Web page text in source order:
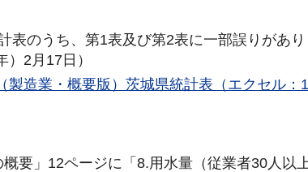
のうち、第1表及び第2表に一部誤りがあり
2月17日）
造業・概要版）茨城県統計表（エクセル：
要」12ページに「8.用水量（従業者30人以